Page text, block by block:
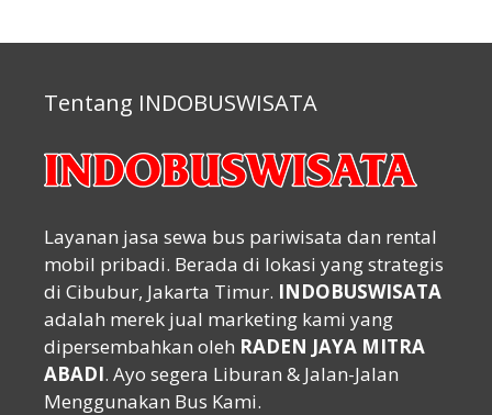
Tentang INDOBUSWISATA
Layanan jasa sewa bus pariwisata dan rental
mobil pribadi. Berada di lokasi yang strategis
di Cibubur, Jakarta Timur. INDOBUSWISATA
adalah merek jual marketing kami yang
dipersembahkan oleh RADEN JAYA MITRA
ABADI. Ayo segera Liburan & Jalan-Jalan
Menggunakan Bus Kami.